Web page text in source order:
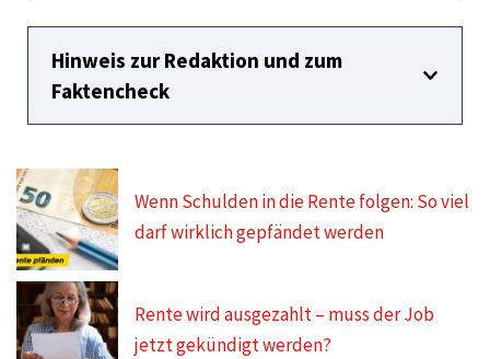
Hinweis zur Redaktion und zum
Faktencheck
Wenn Schulden in die Rente folgen: So viel
darf wirklich gepfändet werden
Rente wird ausgezahlt – muss der Job
jetzt gekündigt werden?